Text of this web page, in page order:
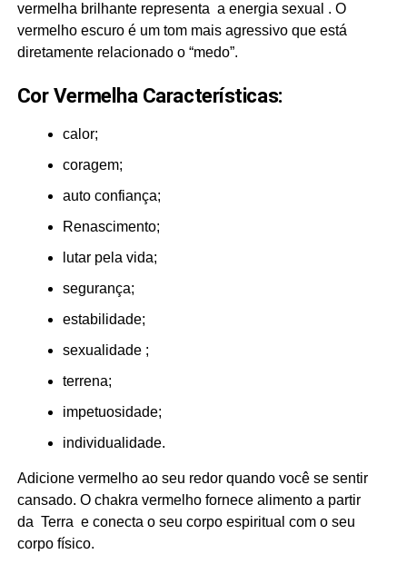
vermelha brilhante representa a energia sexual . O
vermelho escuro é um tom mais agressivo que está
diretamente relacionado o “medo”.
Cor Vermelha Características:
calor;
coragem;
auto confiança;
Renascimento;
lutar pela vida;
segurança;
estabilidade;
sexualidade ;
terrena;
impetuosidade;
individualidade.
Adicione vermelho ao seu redor quando você se sentir
cansado. O chakra vermelho fornece alimento a partir
da Terra e conecta o seu corpo espiritual com o seu
corpo físico.